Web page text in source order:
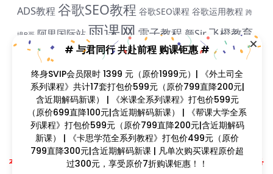
ADS教程谷歌SEO教程 谷歌SEO课程 谷歌运用教程 跨
境B哥 阿里国际站雨课网 雷子教程 颜Sir飞橙教育
课程介绍：
课程目录：
Copyright © 2023找课程网- All rights reserved
本站支持课程资源互换，优质课程资源互换请联系微信在线客服：zkcw598 (备
# 与君同行 共赴前程 购课钜惠 #
终身SVIP会员限时 1399 元（原价1999元）| 《外土司全
系列课程》共计17套打包价599元（原价799直降200元|
含近期解码新课） | 《米课全系列课程》打包价599元
（原价699直降100元|含近期解码新课） | 《帮课大学全系
列课程》打包价599元（原价799直降200元|含近期解码
新课） | 《卡思学范全系列教程》打包价499元（原价
799直降300元|含近期解码新课 | 凡单次购买课程原价超
过300元，享受原价7折购课钜惠！！